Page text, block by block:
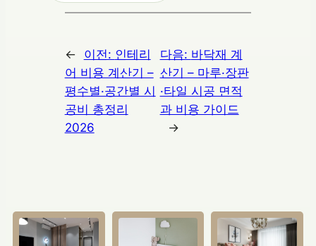
← 이전: 인테리
어 비용 계산기 –
평수별·공간별 시
공비 총정리
2026
다음: 바닥재 계
산기 – 마루·장판
·타일 시공 면적
과 비용 가이드
→